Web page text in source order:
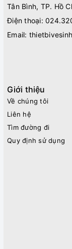
Tân Bình, TP. Hồ
Điện thoại:
Email:
Giới thiệu
Về chúng tôi
Liên hệ
Tìm đường đi
Quy định sử dụng